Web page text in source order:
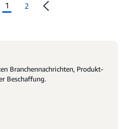
1 2
Branchennachrichten, Produkt-
Beschaffung.